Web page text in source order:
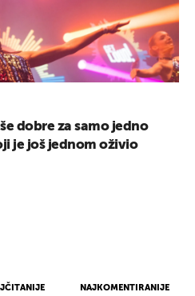
NAJKOMENTIRANIJE
dobre za samo jedno
je još jednom oživio